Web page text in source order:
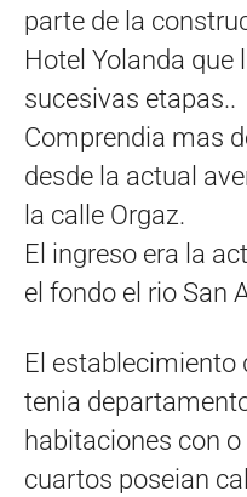
parte de la
Hotel Yolanda que
sucesivas etapas..
Comprendia mas
desde la actual
la calle Orgaz.
El ingreso era la
el fondo el rio San
El establecimiento
tenia
habitaciones con
cuartos poseian